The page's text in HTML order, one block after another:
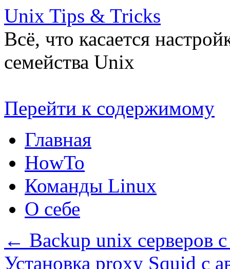
Unix Tips & Tricks
Всё, что касается
семейства Unix
Перейти к содержимому
Главная
HowTo
Команды Linux
О себе
← Backup unix серверов
Установка proxy Squid с